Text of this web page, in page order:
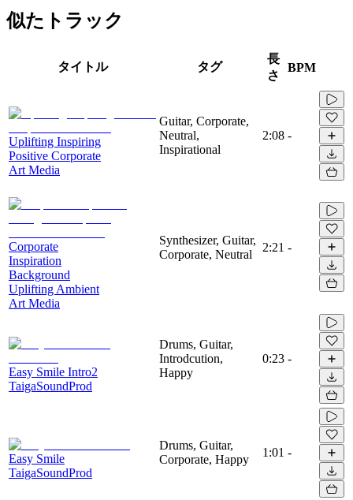
似たトラック
タイトル タグ
長
さ
BPM
Uplifting Inspiring
Positive Corporate
Art Media
Guitar, Corporate,
Neutral,
Inspirational
2:08 -
Corporate
Inspiration
Background
Uplifting Ambient
Art Media
Synthesizer, Guitar,
Corporate, Neutral
2:21 -
Easy Smile Intro2
TaigaSoundProd
Drums, Guitar,
Introdcution,
Happy
0:23 -
Easy Smile
TaigaSoundProd
Drums, Guitar,
Corporate, Happy
1:01 -